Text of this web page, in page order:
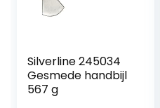
Silverline 245034
Gesmede handbijl
567 g